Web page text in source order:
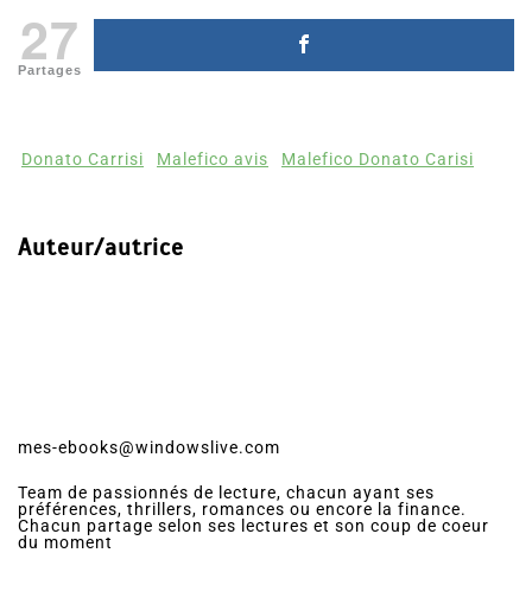
27
Partages
Donato Carrisi Malefico avis Malefico Donato Carisi
Auteur/autrice
mes-ebooks@windowslive.com
Team de passionnés de lecture, chacun ayant ses
préférences, thrillers, romances ou encore la finance.
Chacun partage selon ses lectures et son coup de coeur
du moment